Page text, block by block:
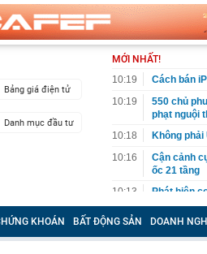
Bảng giá điện tử
Danh mục đầu tư
MỚI NHẤT!
10:19
Cách bán
10:19
550 chủ
phạt nguội
10:18
Không
10:16
Cận cảnh
ốc 21 tầng
10:13
Phát hiện
đường
thẳng trụ
10:11
Lời khuyên
KHOÁN BẤT ĐỘNG SẢN DOANH